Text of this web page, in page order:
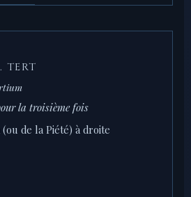
TERT
la troisième fois
de la Piété) à droite